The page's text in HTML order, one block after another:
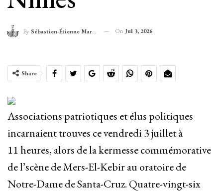
By Sébastien-Étienne Marechal On Jul 3, 2026
Share
Associations patriotiques et élus politiques
incarnaient trouves ce vendredi 3 juillet à
11 heures, alors de la kermesse commémorative
de l’scène de Mers-El-Kebir au oratoire de
Notre-Dame de Santa-Cruz. Quatre-vingt-six